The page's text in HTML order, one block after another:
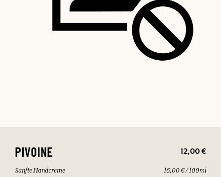
PIVOINE 12,00 €
Sanfte Handcreme
16,00 € / 100ml